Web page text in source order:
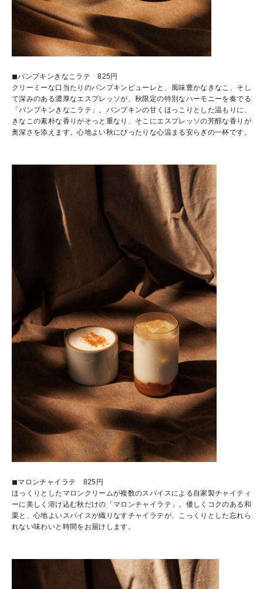
◼︎パンプキンきなこラテ 825円
クリーミーな口当たりのパンプキンピューレと、風味豊かなきなこ、そし
て深みのある濃厚なエスプレッソが、秋限定の特別なハーモニーを奏でる
「パンプキンきなこラテ」。パンプキンの甘くほっこりとした温もりに、
きなこの素朴な香りがそっと重なり、そこにエスプレッソの芳醇な香りが
奥深さを添えます。心地よい秋にぴったりな心温まる安らぎの一杯です。
◼︎マロンチャイラテ 825円
ほっくりとしたマロンクリームが複数のスパイスによる自家製チャイティ
ーに美しく溶け込む秋だけの「マロンチャイラテ」。優しくコクのある和
栗と、心地よいスパイスが織りなすチャイラテが、こっくりとした忘れら
れない味わいと時間をお届けします。